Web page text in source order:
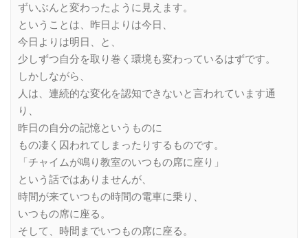
ずいぶんと変わったように見えます。
ということは、昨日よりは今日、
今日よりは明日、と、
少しずつ自分を取り巻く環境も変わっているはずです。
しかしながら、
人は、連続的な変化を認知できないと言われています通
り、
昨日の自分の記憶というものに
もの凄く囚われてしまったりするものです。
「チャイムが鳴り教室のいつもの席に座り」
という話ではありませんが、
時間が来ていつもの時間の電車に乗り、
いつもの席に座る。
そして、時間までいつもの席に座る。